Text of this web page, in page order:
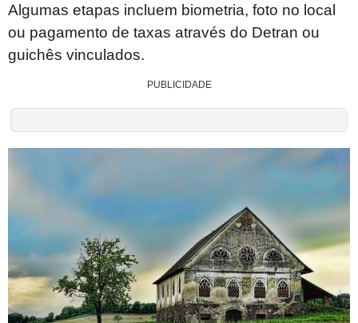
Algumas etapas incluem biometria, foto no local
ou pagamento de taxas através do Detran ou
guichês vinculados.
PUBLICIDADE